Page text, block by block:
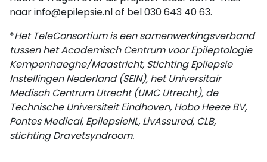
naar info@epilepsie.nl of bel 030 643 40 63.
*Het TeleConsortium is een samenwerkingsverband
tussen het Academisch Centrum voor Epileptologie
Kempenhaeghe/Maastricht, Stichting Epilepsie
Instellingen Nederland (SEIN), het Universitair
Medisch Centrum Utrecht (UMC Utrecht), de
Technische Universiteit Eindhoven, Hobo Heeze BV,
Pontes Medical, EpilepsieNL, LivAssured, CLB,
stichting Dravetsyndroom.